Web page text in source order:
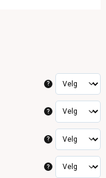
?
?
?
?